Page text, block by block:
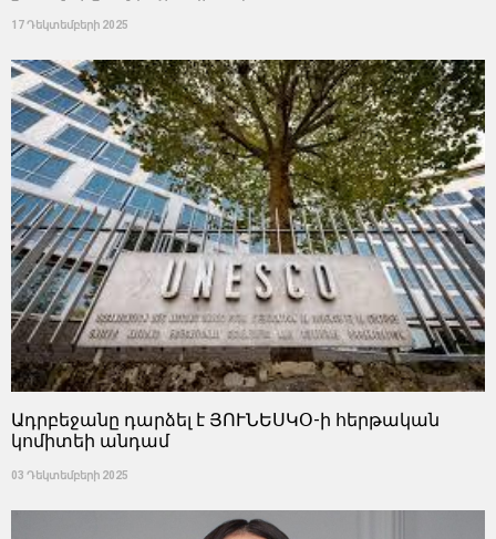
17 Դեկտեմբերի 2025
Ադրբեջանը դարձել է ՅՈՒՆԵՍԿՕ-ի հերթական
կոմիտեի անդամ
03 Դեկտեմբերի 2025